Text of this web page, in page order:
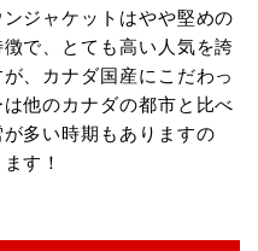
ジャケットはやや堅めの
で、とても高い人気を誇
、カナダ国産にこだわっ
他のカナダの都市と比べ
多い時期もありますの
す！